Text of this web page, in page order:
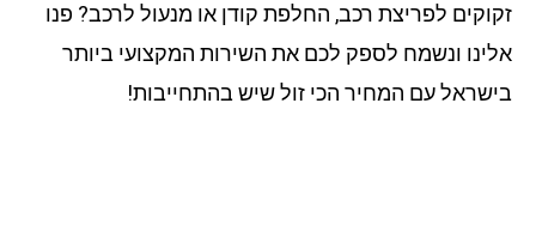
לפריצת רכב, החלפת קודן או מנעול לרכב? פנו
ונשמח לספק לכם את השירות המקצועי ביותר
עם המחיר הכי זול שיש בהתחייבות!